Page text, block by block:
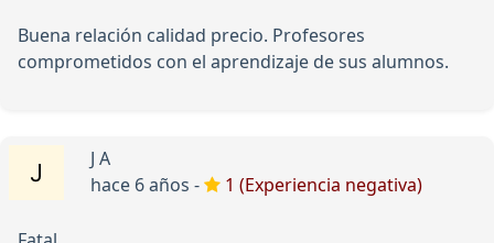
Buena relación calidad precio. Profesores
comprometidos con el aprendizaje de sus alumnos.
J A
hace 6 años -
1 (Experiencia negativa)